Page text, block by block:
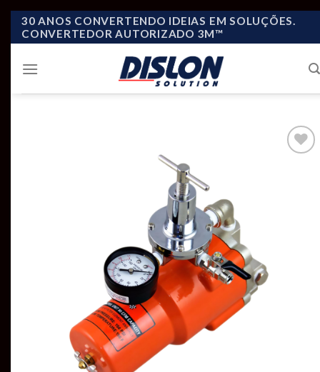
Skip
30 ANOS CONVERTENDO IDEIAS EM SOLUÇÕES.
CONVERTEDOR AUTORIZADO 3M™